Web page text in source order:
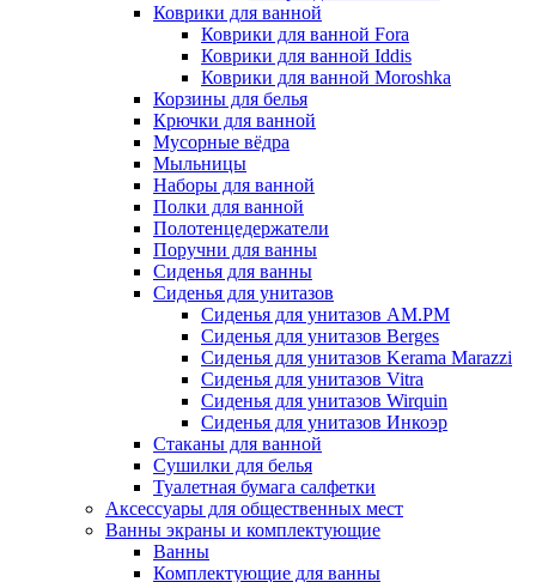
Коврики для ванной
Коврики для ванной Fora
Коврики для ванной Iddis
Коврики для ванной Moroshka
Корзины для белья
Крючки для ванной
Мусорные вёдра
Мыльницы
Наборы для ванной
Полки для ванной
Полотенцедержатели
Поручни для ванны
Сиденья для ванны
Сиденья для унитазов
Сиденья для унитазов AM.PM
Сиденья для унитазов Berges
Сиденья для унитазов Kerama Marazzi
Сиденья для унитазов Vitra
Сиденья для унитазов Wirquin
Сиденья для унитазов Инкоэр
Стаканы для ванной
Сушилки для белья
Туалетная бумага салфетки
Аксессуары для общественных мест
Ванны экраны и комплектующие
Ванны
Комплектующие для ванны